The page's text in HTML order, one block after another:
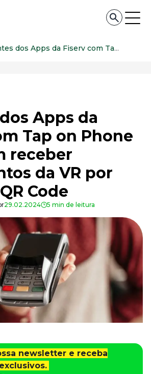
negócio
da lei
organizacional
o seu dinheiro
a rotina
Pessoal
processos
Clientes dos Apps da Fiserv com Tap on Phone já podem receber pagamentos da VR por meio de QR Code
Apps da
Tap on Phone
receber
da VR por
Code
29.02.2024 5 min de leitura
newsletter e receba